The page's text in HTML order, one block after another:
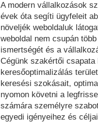
A modern vállalkozások
évek óta segíti ügyfeleit
növeljék weboldaluk
weboldal nem csupán
ismertségét és a
Cégünk szakértői
keresőoptimalizálás
keresési szokásait,
nyomon követni a
számára személyre
egyedi igényeihez és